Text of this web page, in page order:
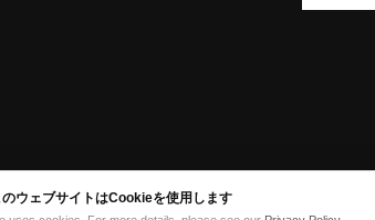
のウェブサイトはCookieを使用します